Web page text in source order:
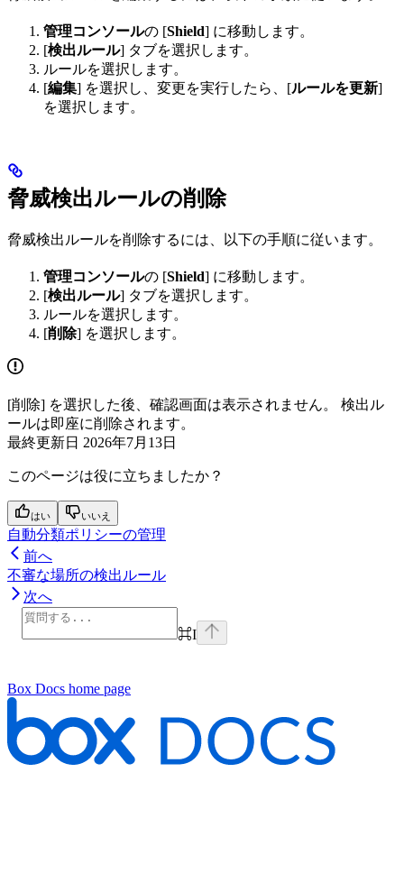
管理コンソールの [Shield] に移動します。
[検出ルール] タブを選択します。
ルールを選択します。
[編集] を選択し、変更を実行したら、[ルールを更新]
を選択します。
脅威検出ルールの削除
脅威検出ルールを削除するには、以下の手順に従います。
管理コンソールの [Shield] に移動します。
[検出ルール] タブを選択します。
ルールを選択します。
[削除] を選択します。
[削除] を選択した後、確認画面は表示されません。 検出ル
ールは即座に削除されます。
最終更新日 2026年7月13日
このページは役に立ちましたか？
はい いいえ
自動分類ポリシーの管理
前へ
不審な場所の検出ルール
次へ
⌘I
Box Docs home page